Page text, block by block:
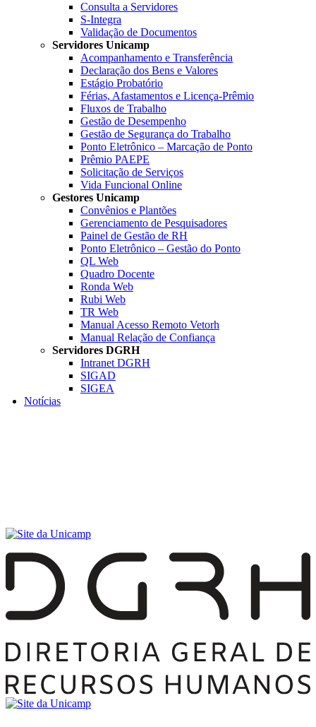
Consulta a Servidores
S-Integra
Validação de Documentos
Servidores Unicamp
Acompanhamento e Transferência
Declaração dos Bens e Valores
Estágio Probatório
Férias, Afastamentos e Licença-Prêmio
Fluxos de Trabalho
Gestão de Desempenho
Gestão de Segurança do Trabalho
Ponto Eletrônico – Marcação de Ponto
Prêmio PAEPE
Solicitação de Serviços
Vida Funcional Online
Gestores Unicamp
Convênios e Plantões
Gerenciamento de Pesquisadores
Painel de Gestão de RH
Ponto Eletrônico – Gestão do Ponto
QL Web
Quadro Docente
Ronda Web
Rubi Web
TR Web
Manual Acesso Remoto Vetorh
Manual Relação de Confiança
Servidores DGRH
Intranet DGRH
SIGAD
SIGEA
Notícias